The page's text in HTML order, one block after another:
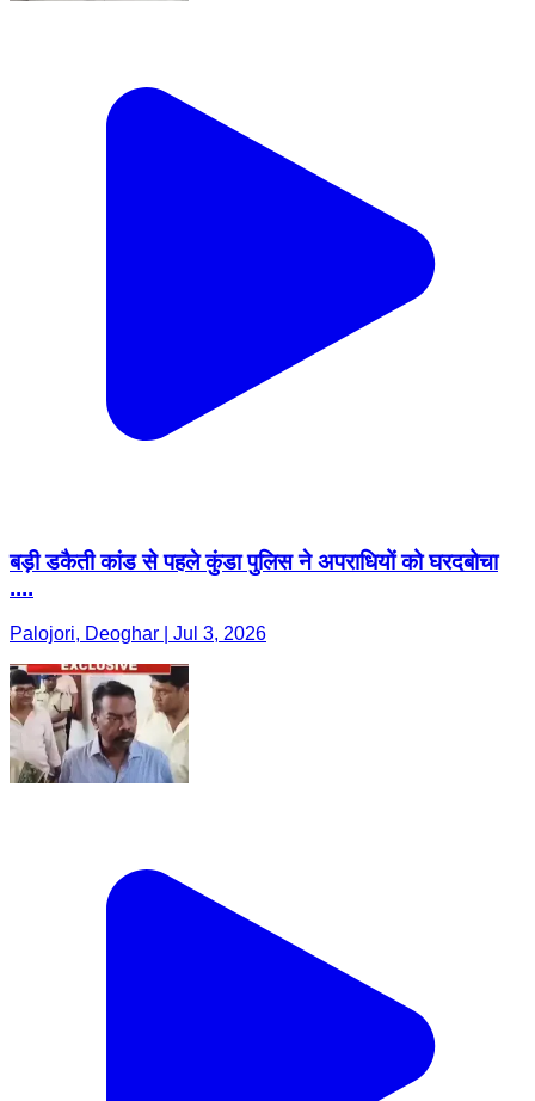
बड़ी डकैती कांड से पहले कुंडा पुलिस ने अपराधियों को घरदबोचा
....
Palojori, Deoghar | Jul 3, 2026